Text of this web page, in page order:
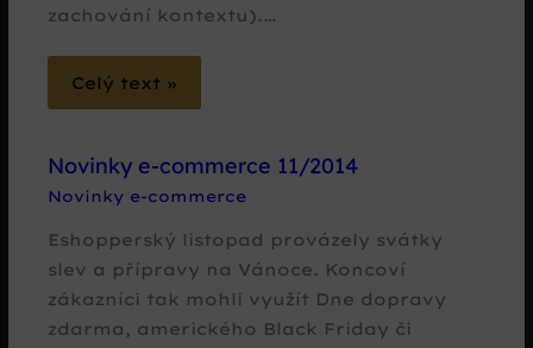
zachování kontextu).…
Celý text »
Novinky e-commerce 11/2014
Novinky e-commerce
Eshopperský listopad provázely svátky
slev a přípravy na Vánoce. Koncoví
zákazníci tak mohli využít Dne dopravy
zdarma, amerického Black Friday či